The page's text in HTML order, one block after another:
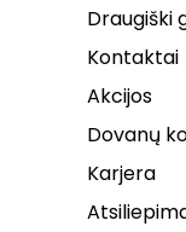
Draugiški
Kontaktai
Akcijos
Dovanų
Karjera